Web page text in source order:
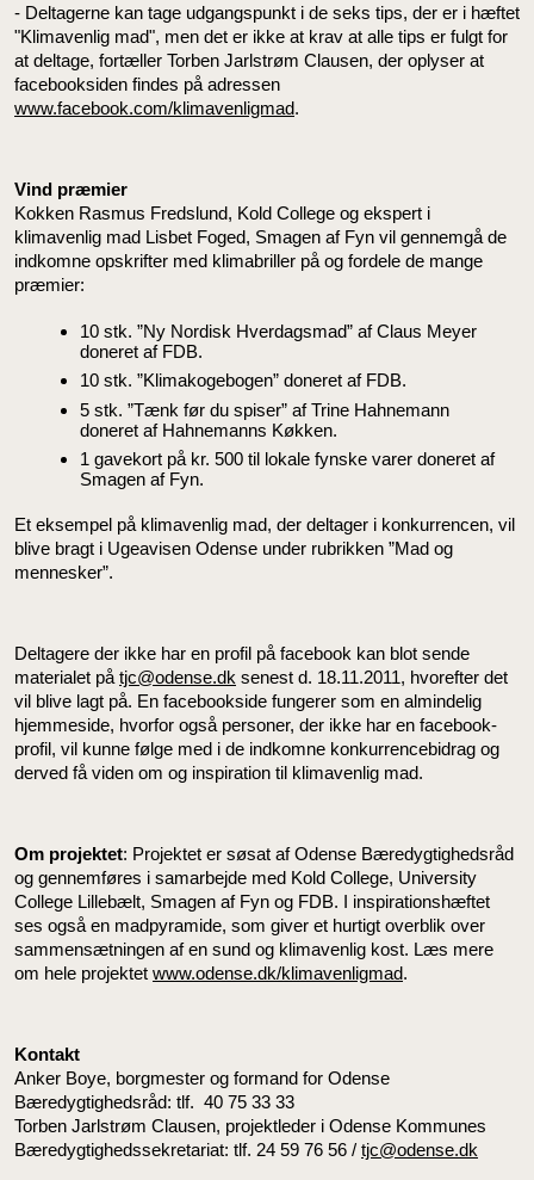
- Deltagerne kan tage udgangspunkt i de seks tips, der er i hæftet
"Klimavenlig mad", men det er ikke at krav at alle tips er fulgt for
at deltage, fortæller Torben Jarlstrøm Clausen, der oplyser at
facebooksiden findes på adressen
www.facebook.com/klimavenligmad.
Vind præmier
Kokken Rasmus Fredslund, Kold College og ekspert i
klimavenlig mad Lisbet Foged, Smagen af Fyn vil gennemgå de
indkomne opskrifter med klimabriller på og fordele de mange
præmier:
10 stk. ”Ny Nordisk Hverdagsmad” af Claus Meyer
doneret af FDB.
10 stk. ”Klimakogebogen” doneret af FDB.
5 stk. ”Tænk før du spiser” af Trine Hahnemann
doneret af Hahnemanns Køkken.
1 gavekort på kr. 500 til lokale fynske varer doneret af
Smagen af Fyn.
Et eksempel på klimavenlig mad, der deltager i konkurrencen, vil
blive bragt i Ugeavisen Odense under rubrikken ”Mad og
mennesker”.
Deltagere der ikke har en profil på facebook kan blot sende
materialet på tjc@odense.dk senest d. 18.11.2011, hvorefter det
vil blive lagt på. En facebookside fungerer som en almindelig
hjemmeside, hvorfor også personer, der ikke har en facebook-
profil, vil kunne følge med i de indkomne konkurrencebidrag og
derved få viden om og inspiration til klimavenlig mad.
Om projektet: Projektet er søsat af Odense Bæredygtighedsråd
og gennemføres i samarbejde med Kold College, University
College Lillebælt, Smagen af Fyn og FDB. I inspirationshæftet
ses også en madpyramide, som giver et hurtigt overblik over
sammensætningen af en sund og klimavenlig kost. Læs mere
om hele projektet www.odense.dk/klimavenligmad.
Kontakt
Anker Boye, borgmester og formand for Odense
Bæredygtighedsråd: tlf. 40 75 33 33
Torben Jarlstrøm Clausen, projektleder i Odense Kommunes
Bæredygtighedssekretariat: tlf. 24 59 76 56 / tjc@odense.dk